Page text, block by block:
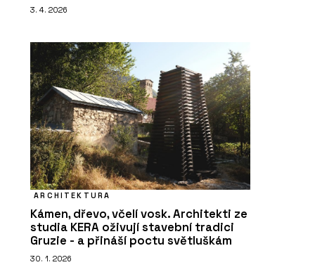
3. 4. 2026
ARCHITEKTURA
Kámen, dřevo, včelí vosk. Architekti ze
studia KERA oživují stavební tradici
Gruzie - a přináší poctu světluškám
30. 1. 2026